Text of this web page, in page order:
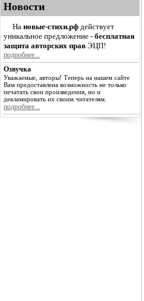
Новости
На новые-стихи.рф действует
уникальное предложение - бесплатная
защита авторских прав ЭЦП!
подробнее...
Озвучка
Уважаемые, авторы! Теперь на нашем сайте
Вам предоставлена возможность не только
печатать свои произведения, но и
декламировать их своим читателям.
подробнее...